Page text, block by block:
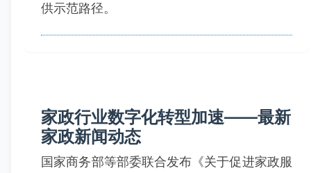
供示范路径。
家政行业数字化转型加速——最新
家政新闻动态
国家商务部等部委联合发布《关于促进家政服